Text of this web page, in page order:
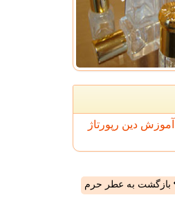
آموزش دین رپورتاژ
بازگشت به عطر حرم